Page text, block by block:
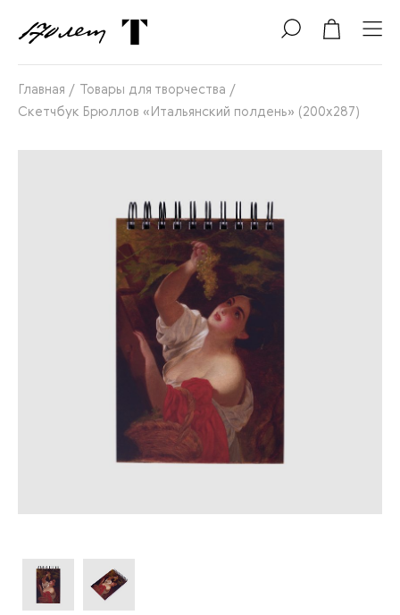
Главная / Товары для творчества /
Скетчбук Брюллов «Итальянский полдень» (200х287)